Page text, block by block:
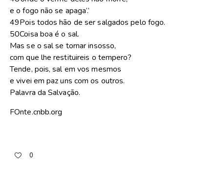
e o fogo não se apaga’.’
49Pois todos hão de ser salgados pelo fogo.
50Coisa boa é o sal.
Mas se o sal se tornar insosso,
com que lhe restituireis o tempero?
Tende, pois, sal em vos mesmos
e vivei em paz uns com os outros.
Palavra da Salvação.
FOnte.cnbb.org
0